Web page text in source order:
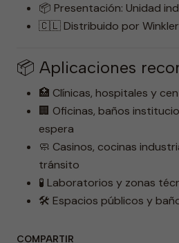
📦 Presentación: Unidad
🇨🇱 Distribuido por Winkler
📦 Aplicaciones
🏥 Clínicas, hospitales y
🏢 Oficinas, baños
espera
🧼 Casinos, cocinas
tránsito
🧪 Laboratorios y zonas
🛠️ Espacios públicos y
COMPARTIR